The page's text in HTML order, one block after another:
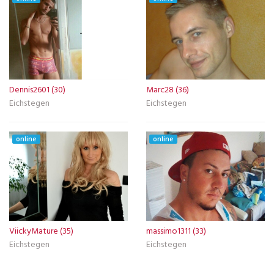
Dennis2601 (30)
Eichstegen
Marc28 (36)
Eichstegen
online
ViickyMature (35)
Eichstegen
online
massimo1311 (33)
Eichstegen